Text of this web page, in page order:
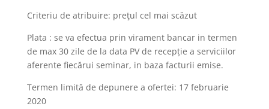
Criteriu de atribuire: preţul cel mai scăzut
Plata : se va efectua prin virament bancar in termen
de max 30 zile de la data PV de recepție a serviciilor
aferente fiecărui seminar, in baza facturii emise.
Termen limită de depunere a ofertei: 17 februarie
2020